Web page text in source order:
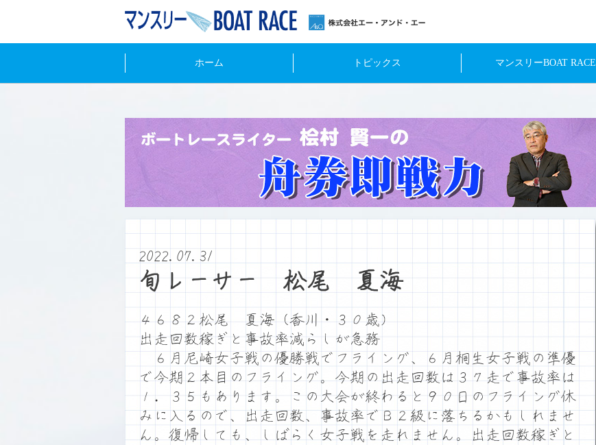
ホーム トピックス マンスリーBOAT RACE
2022.07.31
旬レーサー 松尾 夏海
４６８２松尾 夏海（香川・３０歳）
出走回数稼ぎと事故率減らしが急務
６月尼崎女子戦の優勝戦でフライング、６月桐生女子戦の準優
で今期２本目のフライング。今期の出走回数は３７走で事故率は
１．３５もあります。この大会が終わると９０日のフライング休
みに入るので、出走回数、事故率でＢ２級に落ちるかもしれませ
ん。復帰しても、しばらく女子戦を走れません。出走回数稼ぎと